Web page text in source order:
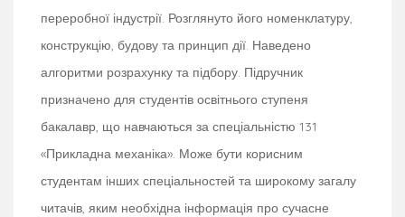
переробної індустрії. Розглянуто його номенклатуру,
конструкцію, будову та принцип дії. Наведено
алгоритми розрахунку та підбору. Підручник
призначено для студентів освітнього ступеня
бакалавр, що навчаються за спеціальністю 131
«Прикладна механіка». Може бути корисним
студентам інших спеціальностей та широкому загалу
читачів, яким необхідна інформація про сучасне